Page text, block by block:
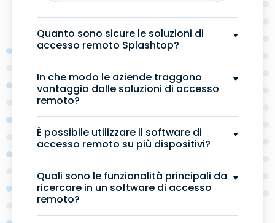
Quanto sono sicure le soluzioni di
accesso remoto Splashtop?
In che modo le aziende traggono
vantaggio dalle soluzioni di accesso
remoto?
È possibile utilizzare il software di
accesso remoto su più dispositivi?
Quali sono le funzionalità principali da
ricercare in un software di accesso
remoto?